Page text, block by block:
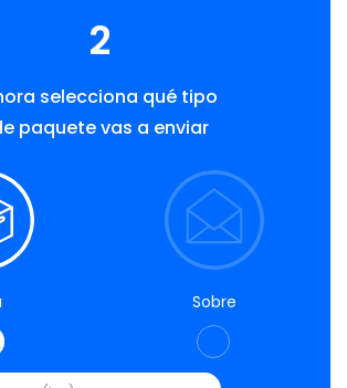
2
selecciona qué tipo
paquete vas a enviar
Sobre